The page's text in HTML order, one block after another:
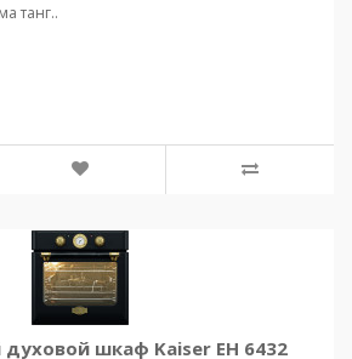
танг..
шкаф Kaiser EH 6432